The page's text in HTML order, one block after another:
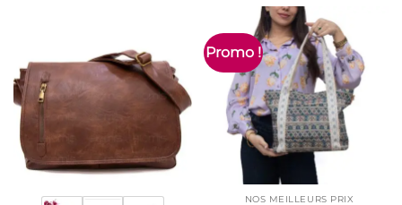
Promo !
NOS MEILLEURS PRIX